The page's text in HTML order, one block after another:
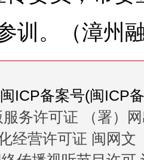
训。（漳州
闽ICP备案号(闽ICP
服务许可证 （署）
经营许可证 闽网文